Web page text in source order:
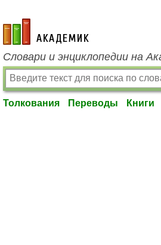
academic.ru
Словари и энциклопедии на
Толкования Переводы Книги